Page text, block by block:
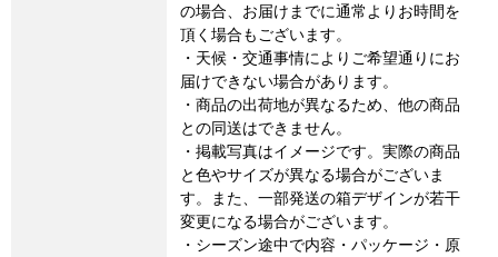
の場合、お届けまでに通常よりお時間を
頂く場合もございます。
・天候・交通事情によりご希望通りにお
届けできない場合があります。
・商品の出荷地が異なるため、他の商品
との同送はできません。
・掲載写真はイメージです。実際の商品
と色やサイズが異なる場合がございま
す。また、一部発送の箱デザインが若干
変更になる場合がございます。
・シーズン途中で内容・パッケージ・原